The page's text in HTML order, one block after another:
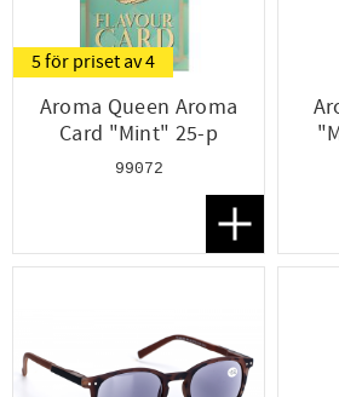
5 för priset av 4
Aroma Queen Aroma
Card "Mint" 25-p
99072
Lägg till i